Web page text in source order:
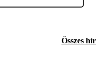
Összes hír